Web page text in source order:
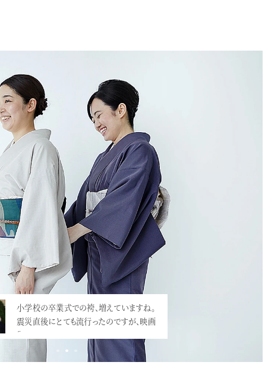
小学校の卒業式での袴、増えていますね。
震災直後にとても流行ったのですが、映画
「…<
学生のための社会人準備応援サイト「マイナ
ビフレッシャーズ」にて、取材頂き、卒業…<